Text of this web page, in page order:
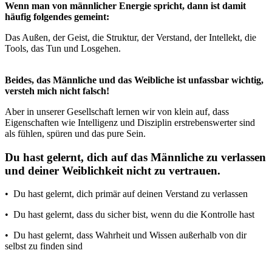
Wenn man von männlicher Energie spricht, dann ist damit
häufig folgendes gemeint:
Das Außen, der Geist, die Struktur, der Verstand, der Intellekt, die
Tools, das Tun und Losgehen.
Beides, das Männliche und das Weibliche ist unfassbar wichtig,
versteh mich nicht falsch!
Aber in unserer Gesellschaft lernen wir von klein auf, dass
Eigenschaften wie Intelligenz und Disziplin erstrebenswerter sind
als fühlen, spüren und das pure Sein.
Du hast gelernt, dich auf das Männliche zu verlassen
und deiner Weiblichkeit nicht zu vertrauen.
• Du hast gelernt, dich primär auf deinen Verstand zu verlassen
• Du hast gelernt, dass du sicher bist, wenn du die Kontrolle hast
• Du hast gelernt, dass Wahrheit und Wissen außerhalb von dir
selbst zu finden sind